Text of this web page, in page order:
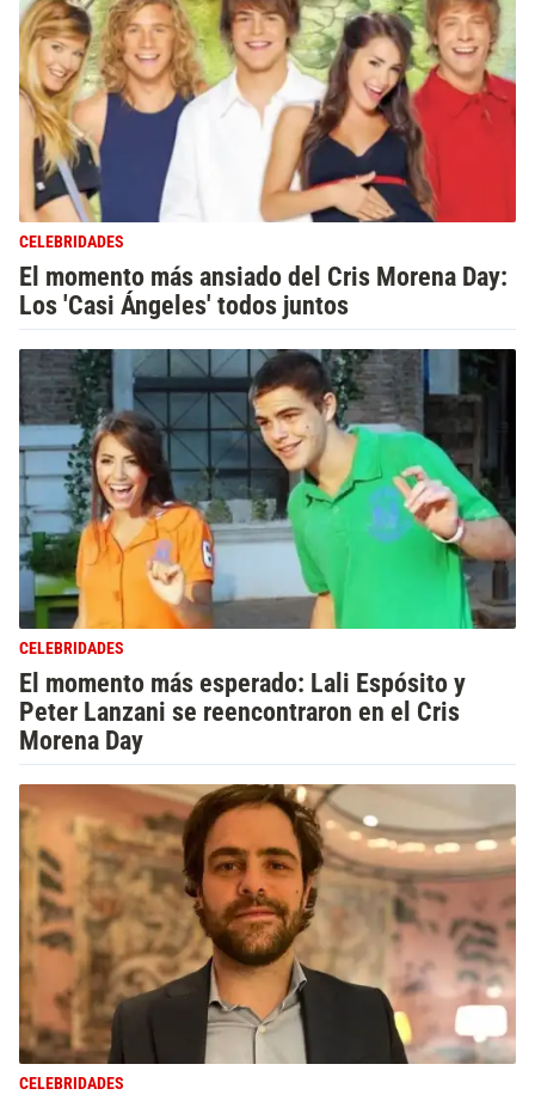
CELEBRIDADES
El momento más ansiado del Cris Morena Day:
Los 'Casi Ángeles' todos juntos
CELEBRIDADES
El momento más esperado: Lali Espósito y
Peter Lanzani se reencontraron en el Cris
Morena Day
CELEBRIDADES